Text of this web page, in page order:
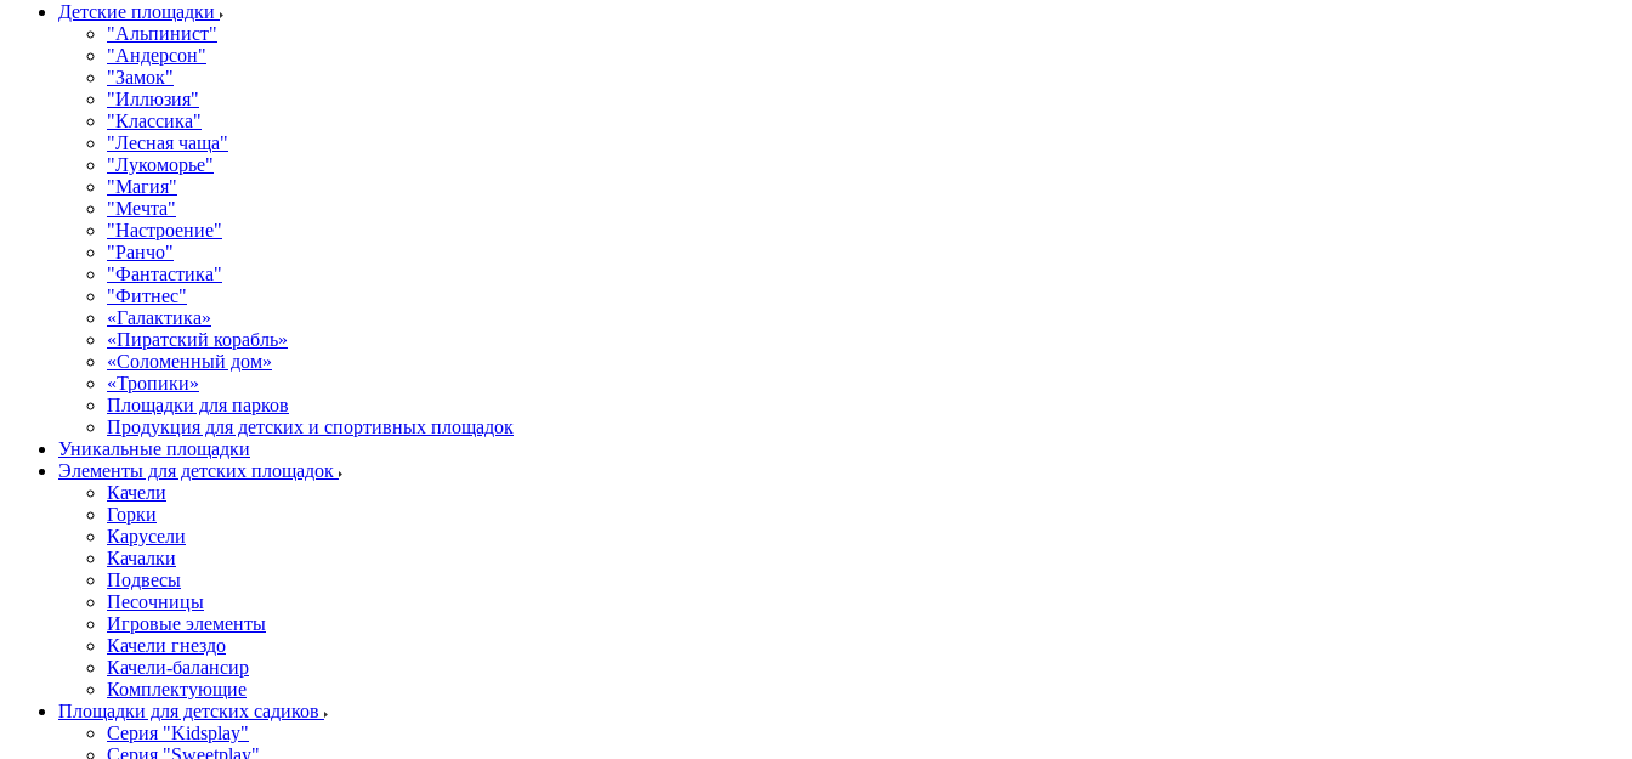
Детские площадки
"Альпинист"
"Андерсон"
"Замок"
"Иллюзия"
"Классика"
"Лесная чаща"
"Лукоморье"
"Магия"
"Мечта"
"Настроение"
"Ранчо"
"Фантастика"
"Фитнес"
«Галактика»
«Пиратский корабль»
«Соломенный дом»
«Тропики»
Площадки для парков
Продукция для детских и спортивных площадок
Уникальные площадки
Элементы для детских площадок
Качели
Горки
Карусели
Качалки
Подвесы
Песочницы
Игровые элементы
Качели гнездо
Качели-балансир
Комплектующие
Площадки для детских садиков
Серия "Kidsplay"
Серия "Sweetplay"